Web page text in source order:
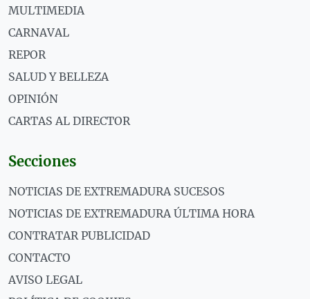
MULTIMEDIA
CARNAVAL
REPOR
SALUD Y BELLEZA
OPINIÓN
CARTAS AL DIRECTOR
Secciones
NOTICIAS DE EXTREMADURA SUCESOS
NOTICIAS DE EXTREMADURA ÚLTIMA HORA
CONTRATAR PUBLICIDAD
CONTACTO
AVISO LEGAL